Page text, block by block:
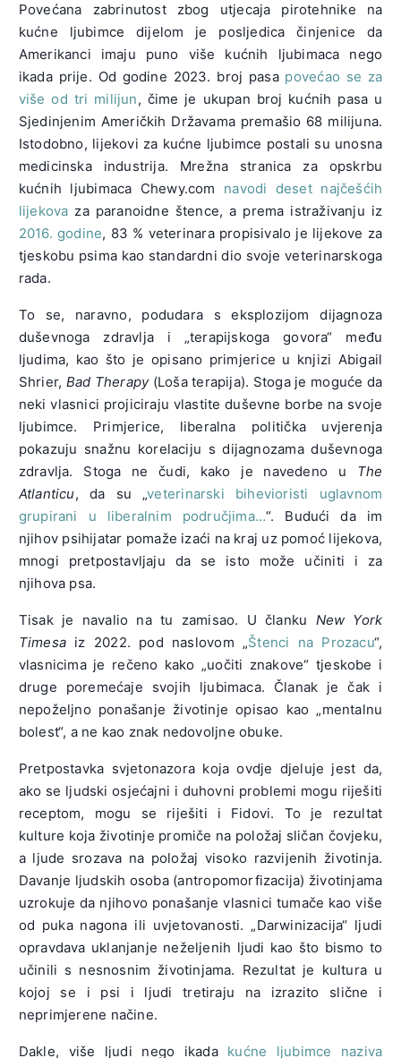
Povećana zabrinutost zbog utjecaja pirotehnike na
kućne ljubimce dijelom je posljedica činjenice da
Amerikanci imaju puno više kućnih ljubimaca nego
ikada prije. Od godine 2023. broj pasa povećao se za
više od tri milijun, čime je ukupan broj kućnih pasa u
Sjedinjenim Američkih Državama premašio 68 milijuna.
Istodobno, lijekovi za kućne ljubimce postali su unosna
medicinska industrija. Mrežna stranica za opskrbu
kućnih ljubimaca Chewy.com navodi deset najčešćih
lijekova za paranoidne štence, a prema istraživanju iz
2016. godine, 83 % veterinara propisivalo je lijekove za
tjeskobu psima kao standardni dio svoje veterinarskoga
rada.
To se, naravno, podudara s eksplozijom dijagnoza
duševnoga zdravlja i „terapijskoga govora“ među
ljudima, kao što je opisano primjerice u knjizi Abigail
Shrier, Bad Therapy(Loša terapija). Stoga je moguće da
neki vlasnici projiciraju vlastite duševne borbe na svoje
ljubimce. Primjerice, liberalna politička uvjerenja
pokazuju snažnu korelaciju s dijagnozama duševnoga
zdravlja. Stoga ne čudi, kako je navedeno u The
Atlanticu, da su „veterinarski bihevioristi uglavnom
grupirani u liberalnim područjima…“. Budući da im
njihov psihijatar pomaže izaći na kraj uz pomoć lijekova,
mnogi pretpostavljaju da se isto može učiniti i za
njihova psa.
Tisak je navalio na tu zamisao. U članku New York
Timesa iz 2022. pod naslovom „Štenci na Prozacu“,
vlasnicima je rečeno kako „uočiti znakove“ tjeskobe i
druge poremećaje svojih ljubimaca. Članak je čak i
nepoželjno ponašanje životinje opisao kao „mentalnu
bolest“, a ne kao znak nedovoljne obuke.
Pretpostavka svjetonazora koja ovdje djeluje jest da,
ako se ljudski osjećajni i duhovni problemi mogu riješiti
receptom, mogu se riješiti i Fidovi. To je rezultat
kulture koja životinje promiče na položaj sličan čovjeku,
a ljude srozava na položaj visoko razvijenih životinja.
Davanje ljudskih osoba (antropomorfizacija) životinjama
uzrokuje da njihovo ponašanje vlasnici tumače kao više
od puka nagona ili uvjetovanosti. „Darwinizacija“ ljudi
opravdava uklanjanje neželjenih ljudi kao što bismo to
učinili s nesnosnim životinjama. Rezultat je kultura u
kojoj se i psi i ljudi tretiraju na izrazito slične i
neprimjerene načine.
Dakle, više ljudi nego ikada kućne ljubimce naziva